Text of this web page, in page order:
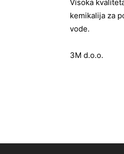
Visoka
kemikalija za
vode.
3M d.o.o.